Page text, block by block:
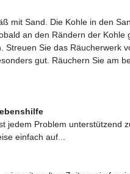
mit Sand. Die Kohle in den
an den Rändern der Kohle
Streuen Sie das Räucherwerk
gut. Räuchern Sie am
jedem Problem unterstützend
einfach auf...